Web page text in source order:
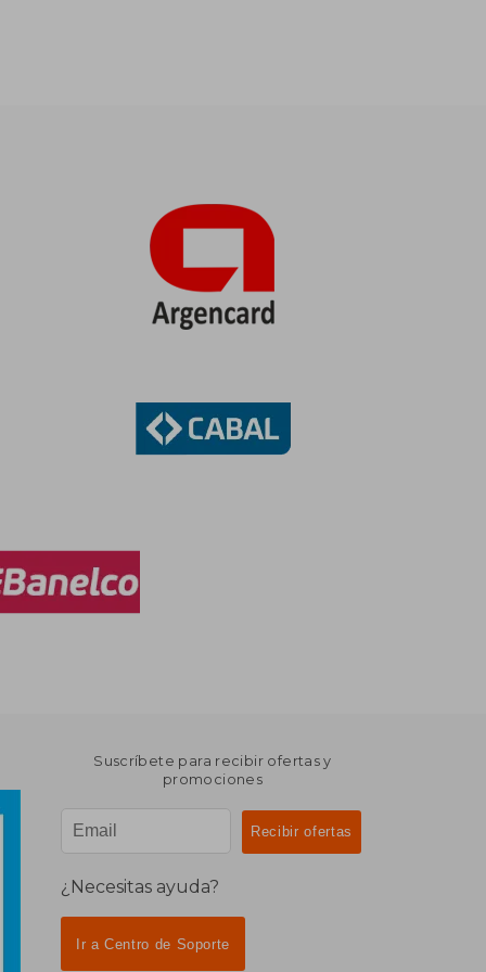
Suscríbete para recibir ofertas y
promociones
¿Necesitas ayuda?
Ir a Centro de Soporte